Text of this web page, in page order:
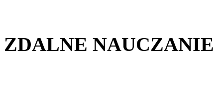
ZDALNE NAUCZANIE